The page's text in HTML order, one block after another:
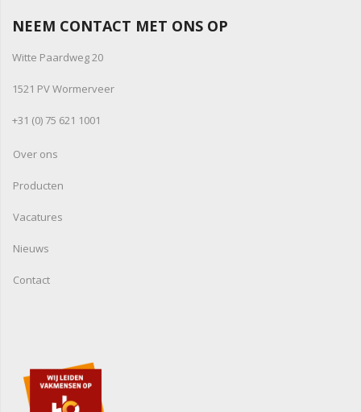
NEEM CONTACT MET ONS OP
Witte Paardweg 20
1521 PV Wormerveer
+31 (0) 75 621 1001
Over ons
Producten
Vacatures
Nieuws
Contact